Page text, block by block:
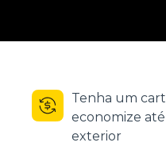
Tenha um
economize
exterior